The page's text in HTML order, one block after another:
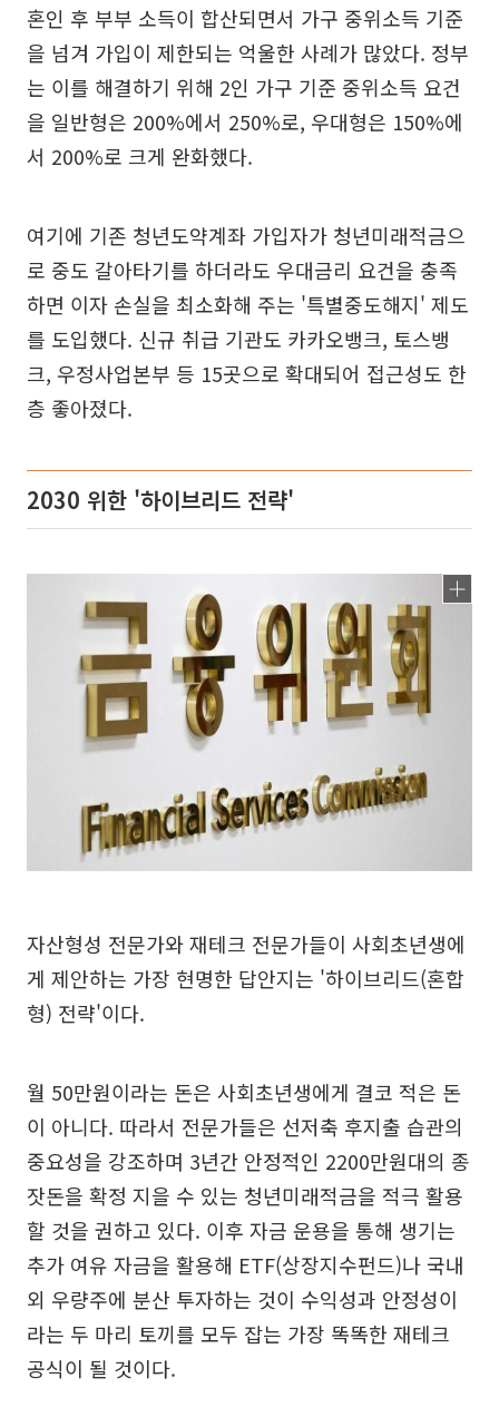
혼인 후 부부 소득이 합산되면서 가구 중위소득 기준
을 넘겨 가입이 제한되는 억울한 사례가 많았다. 정부
는 이를 해결하기 위해 2인 가구 기준 중위소득 요건
을 일반형은 200%에서 250%로, 우대형은 150%에
서 200%로 크게 완화했다.
여기에 기존 청년도약계좌 가입자가 청년미래적금으
로 중도 갈아타기를 하더라도 우대금리 요건을 충족
하면 이자 손실을 최소화해 주는 '특별중도해지' 제도
를 도입했다. 신규 취급 기관도 카카오뱅크, 토스뱅
크, 우정사업본부 등 15곳으로 확대되어 접근성도 한
층 좋아졌다.
2030 위한 '하이브리드 전략'
자산형성 전문가와 재테크 전문가들이 사회초년생에
게 제안하는 가장 현명한 답안지는 '하이브리드(혼합
형) 전략'이다.
월 50만원이라는 돈은 사회초년생에게 결코 적은 돈
이 아니다. 따라서 전문가들은 선저축 후지출 습관의
중요성을 강조하며 3년간 안정적인 2200만원대의 종
잣돈을 확정 지을 수 있는 청년미래적금을 적극 활용
할 것을 권하고 있다. 이후 자금 운용을 통해 생기는
추가 여유 자금을 활용해 ETF(상장지수펀드)나 국내
외 우량주에 분산 투자하는 것이 수익성과 안정성이
라는 두 마리 토끼를 모두 잡는 가장 똑똑한 재테크
공식이 될 것이다.